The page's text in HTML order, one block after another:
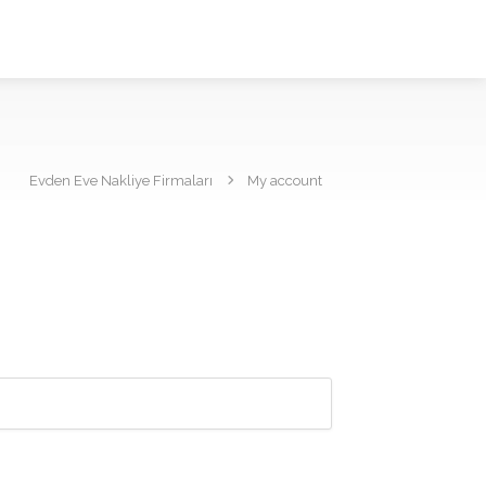
Evden Eve Nakliye Firmaları My account